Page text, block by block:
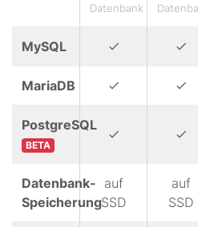
Datenbank
MySQL
MariaDB
PostgreSQL
BETA
Datenbank-
Speicherung
auf
SSD
auf
SSD